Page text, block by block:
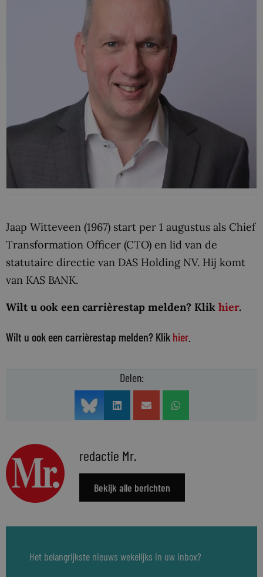
Jaap Witteveen (1967) start per 1 augustus als Chief
Transformation Officer (CTO) en lid van de
statutaire directie van DAS Holding NV. Hij komt
van KAS BANK.
Wilt u ook een carrièrestap melden? Klik hier.
Wilt u ook een carrièrestap melden? Klik hier
Delen:
redactie Mr.
Bekijk alle berichten
Het belangrijkste nieuws wekelijks in uw inbox?